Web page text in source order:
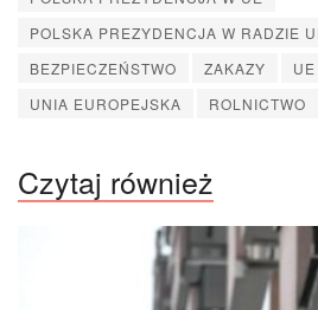
POLSKA PREZYDENCJA W RADZIE
BEZPIECZEŃSTWO
ZAKAZY UE
UNIA EUROPEJSKA
ROLNICTWO
Czytaj również